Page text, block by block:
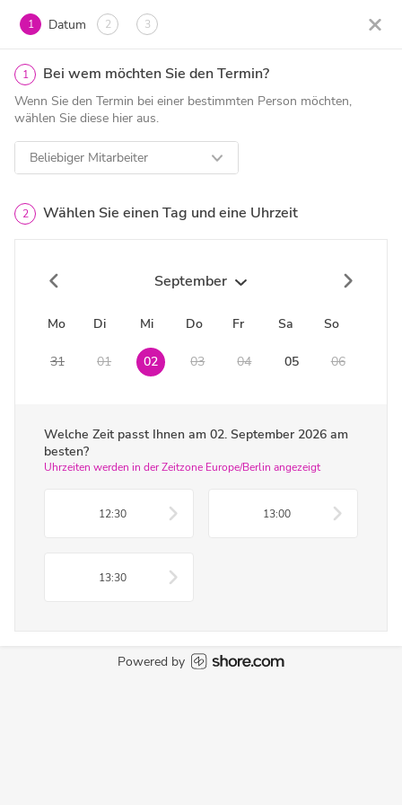
1 Datum 2 3
1 Bei wem möchten Sie den Termin?
Wenn Sie den Termin bei einer bestimmten Person möchten,
wählen Sie diese hier aus.
Beliebiger Mitarbeiter
2 Wählen Sie einen Tag und eine Uhrzeit
September
Mo Di Mi Do Fr Sa So
31 01 02 03 04 05 06
Welche Zeit passt Ihnen am 02. September 2026 am
besten?
Uhrzeiten werden in der Zeitzone Europe/Berlin angezeigt
12:30 13:00
13:30
Powered by